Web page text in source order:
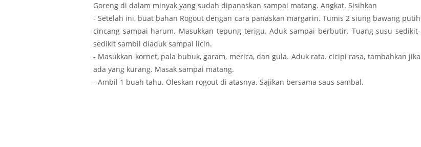
Goreng di dalam minyak yang sudah dipanaskan sampai matang. Angkat. Sisihkan
- Setelah ini, buat bahan Rogout dengan cara panaskan margarin. Tumis 2 siung bawang putih
cincang sampai harum. Masukkan tepung terigu. Aduk sampai berbutir. Tuang susu sedikit-
sedikit sambil diaduk sampai licin.
- Masukkan kornet, pala bubuk, garam, merica, dan gula. Aduk rata. cicipi rasa, tambahkan jika
ada yang kurang. Masak sampai matang.
- Ambil 1 buah tahu. Oleskan rogout di atasnya. Sajikan bersama saus sambal.